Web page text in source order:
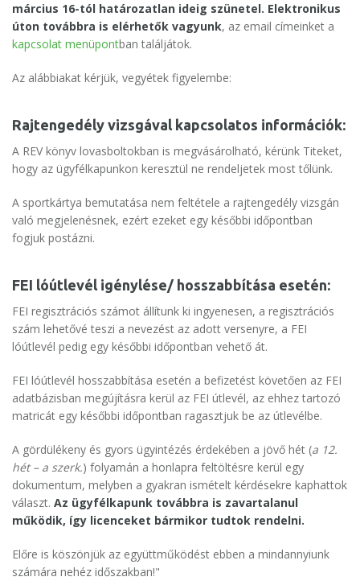
március 16-tól határozatlan ideig szünetel. Elektronikus
úton továbbra is elérhetők vagyunk, az email címeinket a
kapcsolat menüpontban találjátok.
Az alábbiakat kérjük, vegyétek figyelembe:
Rajtengedély vizsgával kapcsolatos információk:
A REV könyv lovasboltokban is megvásárolható, kérünk Titeket,
hogy az ügyfélkapunkon keresztül ne rendeljetek most tőlünk.
A sportkártya bemutatása nem feltétele a rajtengedély vizsgán
való megjelenésnek, ezért ezeket egy későbbi időpontban
fogjuk postázni.
FEI lóútlevél igénylése/ hosszabbítása esetén:
FEI regisztrációs számot állítunk ki ingyenesen, a regisztrációs
szám lehetővé teszi a nevezést az adott versenyre, a FEI
lóútlevél pedig egy későbbi időpontban vehető át.
FEI lóútlevél hosszabbítása esetén a befizetést követően az FEI
adatbázisban megújításra kerül az FEI útlevél, az ehhez tartozó
matricát egy későbbi időpontban ragasztjuk be az útlevélbe.
A gördülékeny és gyors ügyintézés érdekében a jövő hét (a 12.
hét – a szerk.) folyamán a honlapra feltöltésre kerül egy
dokumentum, melyben a gyakran ismételt kérdésekre kaphattok
választ. Az ügyfélkapunk továbbra is zavartalanul
működik, így licenceket bármikor tudtok rendelni.
Előre is köszönjük az együttműködést ebben a mindannyiunk
számára nehéz időszakban!"